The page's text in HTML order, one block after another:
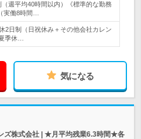
週平均40時間以内）《標準的な勤務
実働8時間…
2日制（日祝休み＋その他会社カレン
季休…
気になる
ズ株式会社 | ★月平均残業6.3時間★各